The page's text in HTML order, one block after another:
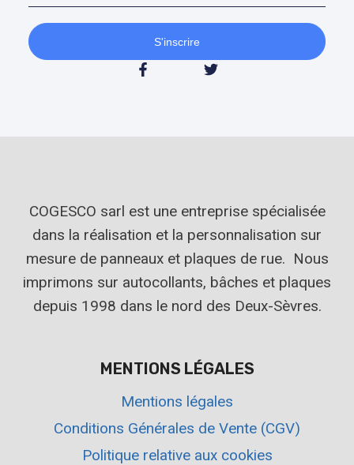
S'inscrire
COGESCO sarl est une entreprise spécialisée
dans la réalisation et la personnalisation sur
mesure de panneaux et plaques de rue. Nous
imprimons sur autocollants, bâches et plaques
depuis 1998 dans le nord des Deux-Sèvres.
MENTIONS LÉGALES
Mentions légales
Conditions Générales de Vente (CGV)
Politique relative aux cookies